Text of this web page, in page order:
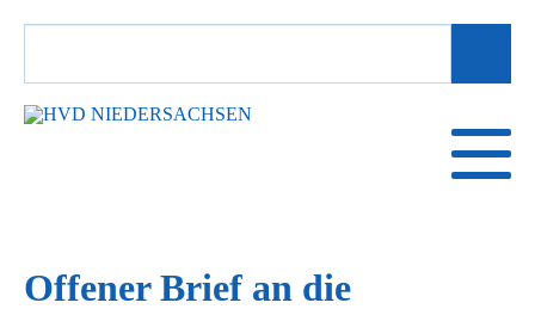
SUCHBEGRIFFE
Offener Brief an die